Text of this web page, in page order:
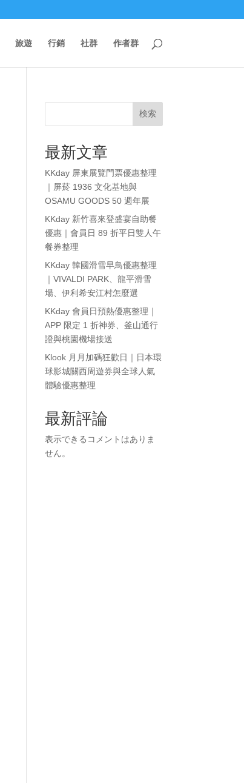
旅遊 行銷 社群 作者群
検索
最新文章
KKday 屏東展覽門票優惠整理
｜屏菸 1936 文化基地與
OSAMU GOODS 50 週年展
KKday 新竹喜來登盛宴自助餐
優惠｜會員日 89 折平日雙人午
餐券整理
KKday 韓國滑雪早鳥優惠整理
｜VIVALDI PARK、龍平滑雪
場、伊利希安江村怎麼選
KKday 會員日預熱優惠整理｜
APP 限定 1 折神券、釜山通行
證與桃園機場接送
Klook 月月加碼狂歡日｜日本環
球影城關西周遊券與全球人氣
體驗優惠整理
最新評論
表示できるコメントはありま
せん。